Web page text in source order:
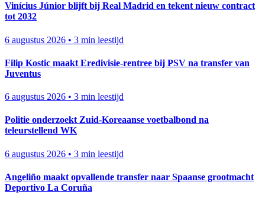
Vinícius Júnior blijft bij Real Madrid en tekent nieuw contract
tot 2032
6 augustus 2026 • 3 min leestijd
Filip Kostic maakt Eredivisie-rentree bij PSV na transfer van
Juventus
6 augustus 2026 • 3 min leestijd
Politie onderzoekt Zuid-Koreaanse voetbalbond na
teleurstellend WK
6 augustus 2026 • 3 min leestijd
Angeliño maakt opvallende transfer naar Spaanse grootmacht
Deportivo La Coruña